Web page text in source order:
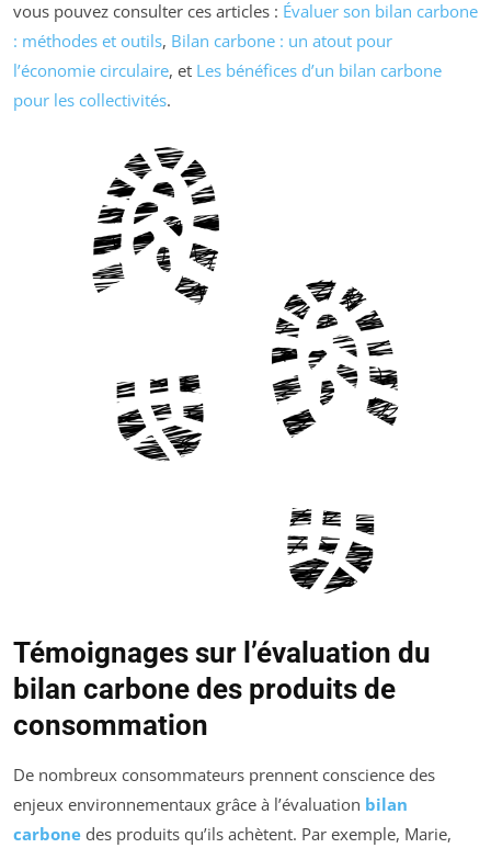
vous pouvez consulter ces articles : Évaluer son bilan carbone
: méthodes et outils, Bilan carbone : un atout pour
l’économie circulaire, et Les bénéfices d’un bilan carbone
pour les collectivités.
Témoignages sur l’évaluation du
bilan carbone des produits de
consommation
De nombreux consommateurs prennent conscience des
enjeux environnementaux grâce à l’évaluation bilan
carbone des produits qu’ils achètent. Par exemple, Marie,